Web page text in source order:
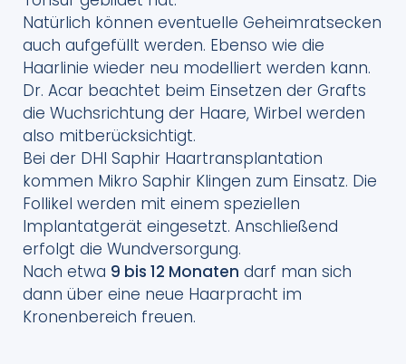
Natürlich können eventuelle Geheimratsecken
auch aufgefüllt werden. Ebenso wie die
Haarlinie wieder neu modelliert werden kann.
Dr. Acar beachtet beim Einsetzen der Grafts
die Wuchsrichtung der Haare, Wirbel werden
also mitberücksichtigt.
Bei der DHI Saphir Haartransplantation
kommen Mikro Saphir Klingen zum Einsatz. Die
Follikel werden mit einem speziellen
Implantatgerät eingesetzt. Anschließend
erfolgt die Wundversorgung.
Nach etwa 9 bis 12 Monaten darf man sich
dann über eine neue Haarpracht im
Kronenbereich freuen.